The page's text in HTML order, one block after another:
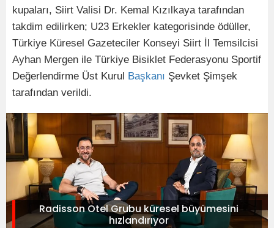
kupaları, Siirt Valisi Dr. Kemal Kızılkaya tarafından
takdim edilirken; U23 Erkekler kategorisinde ödüller,
Türkiye Küresel Gazeteciler Konseyi Siirt İl Temsilcisi
Ayhan Mergen ile Türkiye Bisiklet Federasyonu Sportif
Değerlendirme Üst Kurul Başkanı Şevket Şimşek
tarafından verildi.
Radisson Otel Grubu küresel büyümesini
hızlandırıyor